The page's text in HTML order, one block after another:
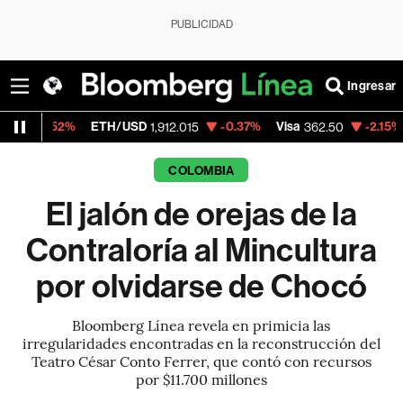
PUBLICIDAD
Ingresar
1,912.015 -0.37% Visa 362.50 -2.15% MercadoLibre
COLOMBIA
El jalón de orejas de la
Contraloría al Mincultura
por olvidarse de Chocó
Bloomberg Línea revela en primicia las
irregularidades encontradas en la reconstrucción del
Teatro César Conto Ferrer, que contó con recursos
por $11.700 millones